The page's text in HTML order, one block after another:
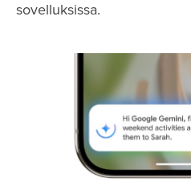
sovelluksissa.